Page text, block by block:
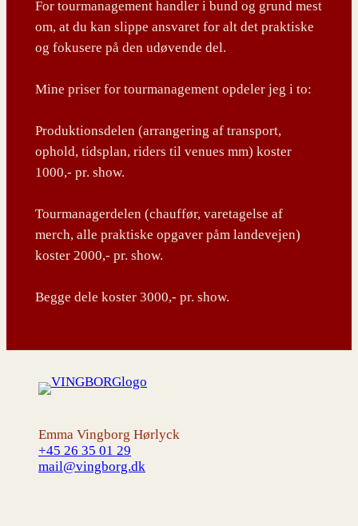
For tourmanagement handler i bund og grund mest
om, at du kan slippe ansvaret for alt det praktiske
og fokusere på den udøvende del.
Mine priser for tourmanagement opdeler jeg i to:
Produktionsdelen (arrangering af transport,
ophold, tidsplan, riders til venues mm) koster
1000,- pr. show.
Tourmanagerdelen (chauffør, varetagelse af
merch, alle praktiske opgaver påm landevejen)
koster 2000,- pr. show.
Begge dele koster 3000,- pr. show.
Emma Vingborg Hørlyck
+45 26 35 01 29
mail@vingborg.dk